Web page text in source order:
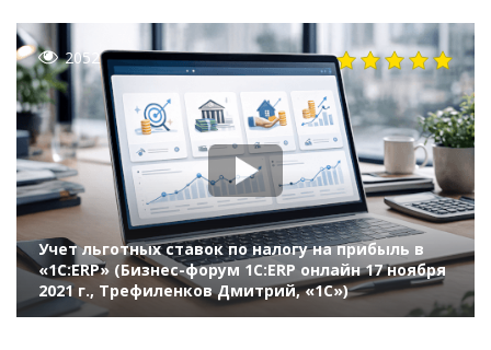
2052
Учет льготных ставок по налогу на прибыль в
«1С:ERP» (Бизнес-форум 1С:ERP онлайн 17 ноября
2021 г., Трефиленков Дмитрий, «1С»)